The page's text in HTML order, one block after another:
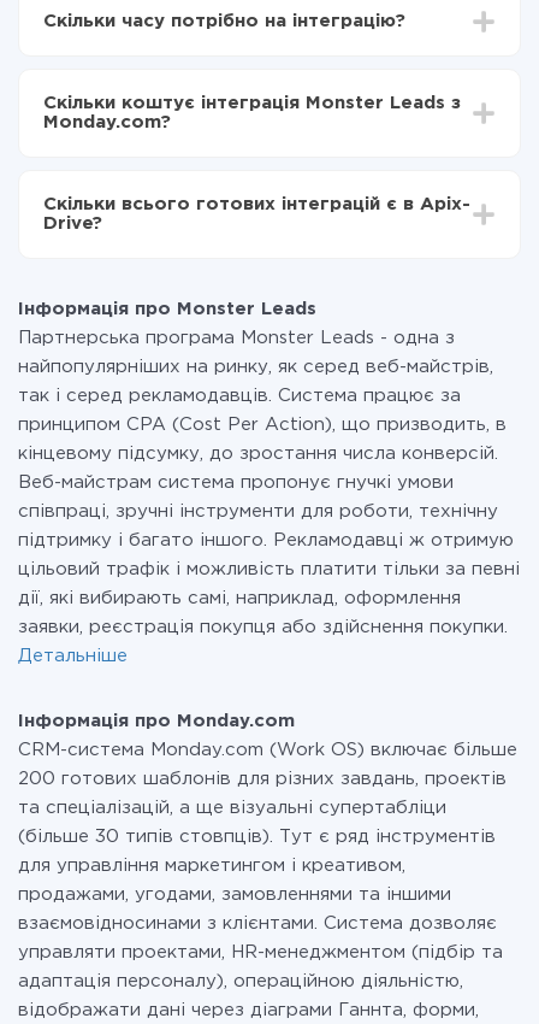
Вибираєте які дані передавати з Monster Leads в
Тепер дані будуть автоматично передаватися з
Monster Leads в Monday.com
Скільки часу потрібно на інтеграцію?
становити від 5-ти до 30-хвилин. У середньому
налаштування займає 10-15 хвилин.
Скільки коштує інтеграція Monster Leads з
Monday.com?
Ви оплачуєте лише кількість даних, які за фактом
передаються з однієї вашої системи в іншу через
при необхідності. Детальніше про
Скільки всього готових інтеграцій є в Apix-
Drive?
Інформація про Monster Leads
Партнерська програма Monster Leads - одна з
найпопулярніших на ринку, як серед веб-майстрів,
так і серед рекламодавців. Система працює за
принципом CPA (Cost Per Action), що призводить, в
кінцевому підсумку, до зростання числа конверсій.
Веб-майстрам система пропонує гнучкі умови
співпраці, зручні інструменти для роботи, технічну
підтримку і багато іншого. Рекламодавці ж отримую
цільовий трафік і можливість платити тільки за певні
дії, які вибирають самі, наприклад, оформлення
заявки, реєстрація покупця або здійснення покупки.
Детальніше
Інформація про Monday.com
CRM-система Monday.com (Work OS) включає більше
200 готових шаблонів для різних завдань, проектів
та спеціалізацій, а ще візуальні супертабліци
(більше 30 типів стовпців). Тут є ряд інструментів
для управління маркетингом і креативом,
продажами, угодами, замовленнями та іншими
взаємовідносинами з клієнтами. Система дозволяє
управляти проектами, HR-менеджментом (підбір та
адаптація персоналу), операційною діяльністю,
відображати дані через діаграми Ганнта, форми,